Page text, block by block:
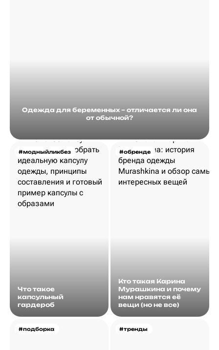
Одежда для беременных – отличается ли она
от обычной?
#модныйликбез
Что такое
капсульный
гардероб
#обренде
Кто такая Карина
Мурашкина и почему
нам нравятся её
вещи (но не все)
#подборка #тренды